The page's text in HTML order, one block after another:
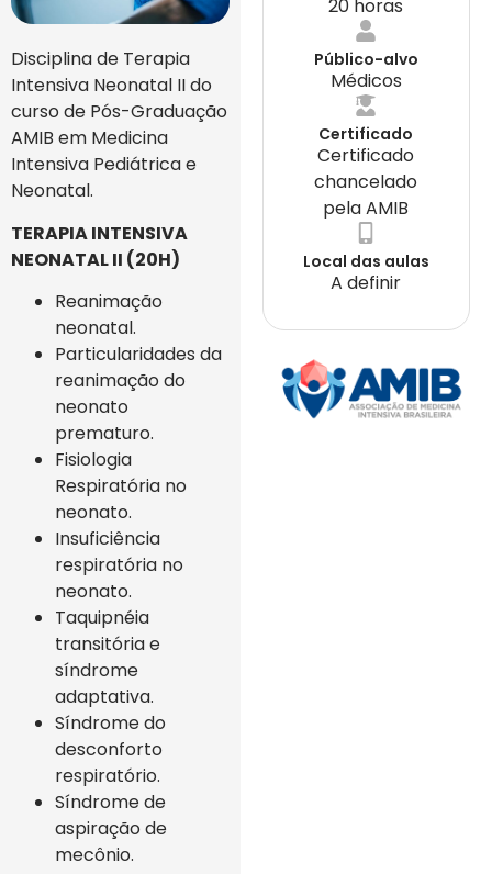
Disciplina de Terapia
Intensiva Neonatal II do
curso de Pós-Graduação
AMIB em Medicina
Intensiva Pediátrica e
Neonatal.
TERAPIA INTENSIVA
NEONATAL II (20H)
Reanimação
neonatal.
Particularidades da
reanimação do
neonato
prematuro.
Fisiologia
Respiratória no
neonato.
Insuficiência
respiratória no
neonato.
Taquipnéia
transitória e
síndrome
adaptativa.
Síndrome do
desconforto
respiratório.
Síndrome de
aspiração de
mecônio.
20 horas
Público-alvo
Médicos
Certificado
Certificado
chancelado
pela AMIB
Local das aulas
A definir